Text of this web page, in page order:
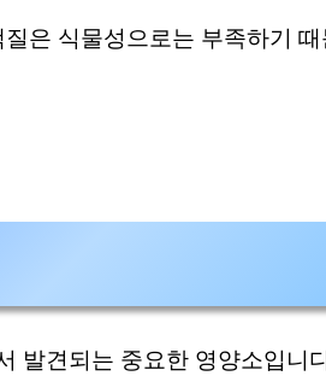
은 식물성으로는 부족하기
발견되는 중요한 영양소입니